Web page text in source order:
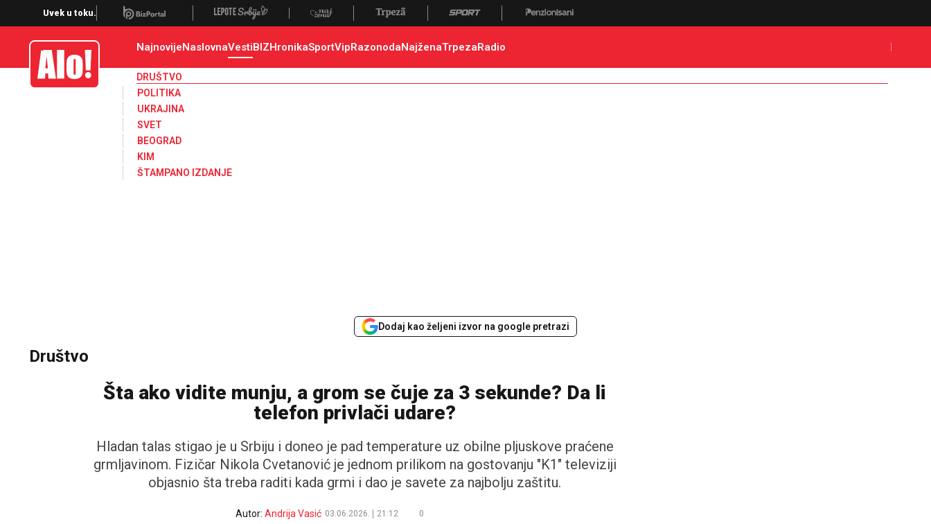
Društvo, društvene teme
Uvek u toku.
Alo NajnovijeNaslovnaVestiBIZHronikaSportVipRazonodaNajženaTrpezaRadio
DRUŠTVO
POLITIKA
UKRAJINA
SVET
BEOGRAD
KIM
ŠTAMPANO IZDANJE
Dodaj kao željeni izvor na google pretrazi
Društvo
Šta ako vidite munju, a grom se čuje za 3 sekunde? Da li
telefon privlači udare?
Hladan talas stigao je u Srbiju i doneo je pad temperature uz obilne pljuskove praćene
grmljavinom. Fizičar Nikola Cvetanović je jednom prilikom na gostovanju "K1" televiziji
objasnio šta treba raditi kada grmi i dao je savete za najbolju zaštitu.
Autor: Andrija Vasić 03.06.2026. 21:12 0